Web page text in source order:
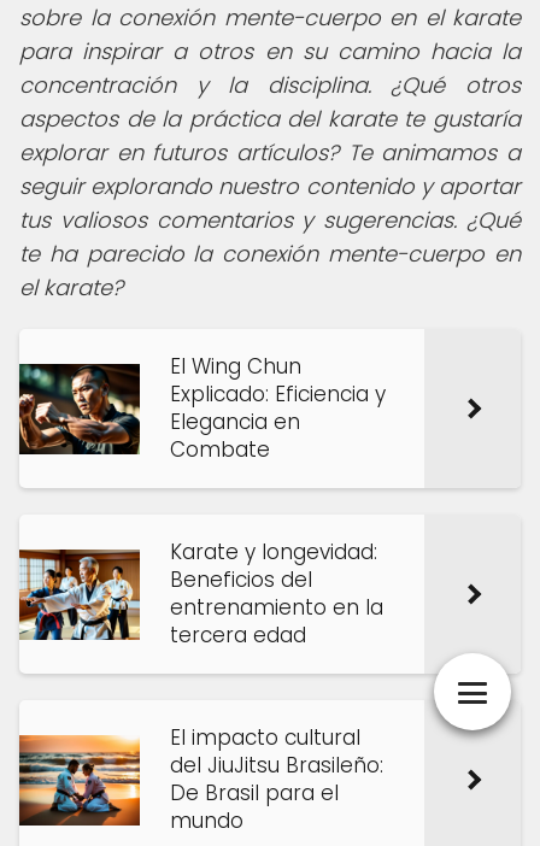
sobre la conexión mente-cuerpo en el karate
para inspirar a otros en su camino hacia la
concentración y la disciplina. ¿Qué otros
aspectos de la práctica del karate te gustaría
explorar en futuros artículos? Te animamos a
seguir explorando nuestro contenido y aportar
tus valiosos comentarios y sugerencias. ¿Qué
te ha parecido la conexión mente-cuerpo en
el karate?
El Wing Chun
Explicado: Eficiencia y
Elegancia en
Combate
Karate y longevidad:
Beneficios del
entrenamiento en la
tercera edad
El impacto cultural
del JiuJitsu Brasileño:
De Brasil para el
mundo